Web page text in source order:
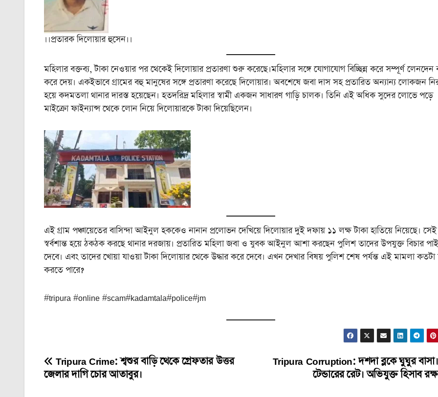
।।প্রতারক দিলোয়ার হুসেন।।
মহিলার বক্তব্য, টাকা নেওয়ার পর থেকেই দিলোয়ার প্রতারণা শুরু করেছে।মহিলার সঙ্গে যোগাযোগ বিচ্ছিন্ন করে সম্পূর্ণ লেনদেন
করে দেয়। একইভাবে গ্রামের বহু মানুষের সঙ্গে প্রতারণা করেছে দিলোয়ার। অবশেষে জবা দাস সহ প্রতারিত অন্যান্য লোকজন
হয়ে কদমতলা থানার দারস্ত হয়েছেন। হতদরিদ্র মহিলার স্বামী একজন সাধারণ গাড়ি চালক। তিনি এই অধিক সুদের লোভে পড়ে
মাইক্রো ফাইন্যান্স থেকে লোন নিয়ে দিলোয়ারকে টাকা দিয়েছিলেন।
এই গ্রাম পঞ্চায়েতের বাসিন্দা আইনুল হককেও নানান প্রলোভন দেখিয়ে দিলোয়ার দুই দফায় ১১ লক্ষ টাকা হাতিয়ে নিয়েছে। সেই
স্বর্বশান্ত হয়ে ঠকঠক করছে থানার দরজায়। প্রতারিত মহিলা জবা ও যুবক আইনুল আশা করছেন পুলিশ তাদের উপযুক্ত বিচার
দেবে। এবং তাদের খোয়া যাওয়া টাকা দিলোয়ার থেকে উদ্ধার করে দেবে। এখন দেখার বিষয় পুলিশ শেষ পর্যন্ত এই মামলা কতটা
করতে পারে?
#tripura #online #scam#kadamtala#police#jm
Post
Tripura Corruption: দশদা ব্লকে ঘুঘুর
টেন্ডারের রেট। অভিযুক্ত হিসাব
Tripura Crime: শ্বশুর বাড়ি থেকে গ্রেফতার উত্তর
জেলার দাগি চোর আতাবুর।